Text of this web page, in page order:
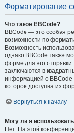
Форматирование
Что такое BBCode?
BBCode — это особая
возможности по
Возможность
однако BBCode также
форме для его
заключаются в
информацией о BBCode
которое доступна из
Вернуться к началу
Могу ли я
Нет. На этой